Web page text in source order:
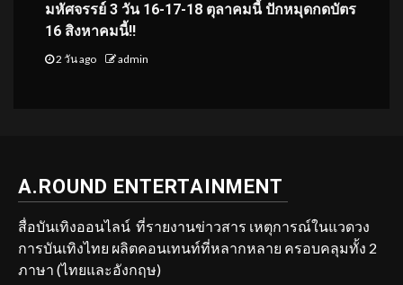
มหัศจรรย์ 3 วัน 16-17-18 ตุลาคมนี้ ปักหมุดกดบัตร
16 สิงหาคมนี้!!
2 วัน ago admin
A.ROUND ENTERTAINMENT
สื่อบันเทิงออนไลน์ ที่รายงานข่าวสาร เหตุการณ์ในแวดวง
การบันเทิงไทย ผลิตคอนเทนท์ที่หลากหลาย ครอบคลุมทั้ง 2
ภาษา (ไทยและอังกฤษ)